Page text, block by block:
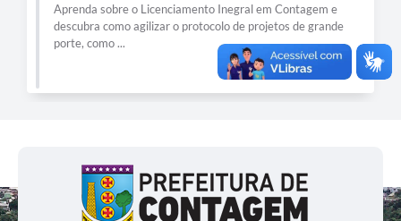
Aprenda sobre o Licenciamento Inegral em Contagem e
descubra como agilizar o protocolo de projetos de grande
porte, como ...